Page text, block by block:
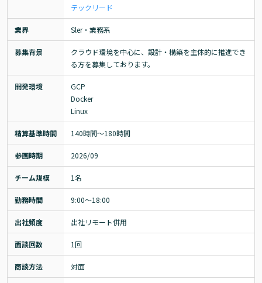
テックリード
業界 Sler・業務系
募集背景
クラウド環境を中心に、設計・構築を主体的に推進でき
る方を募集しております。
開発環境
GCP
Docker
Linux
精算基準時間 140時間〜180時間
参画時期 2026/09
チーム規模 1名
勤務時間 9:00～18:00
出社頻度 出社リモート併用
面談回数 1回
商談方法 対面